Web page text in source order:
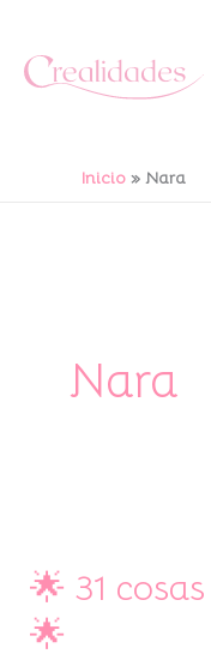
contenido
Inicio Nara
Nara
🌟 31
🌟
🌟
31
cosas